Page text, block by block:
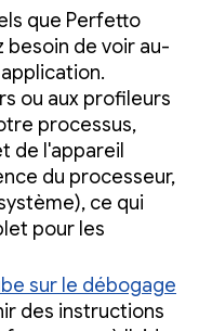
que Perfetto
besoin de voir au-
ou aux profileurs
processus,
de l'appareil
du processeur,
ce qui
pour les
sur le débogage
des instructions